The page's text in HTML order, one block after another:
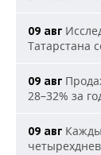
09 авг
Татарстана
09 авг
28–32% за
09 авг